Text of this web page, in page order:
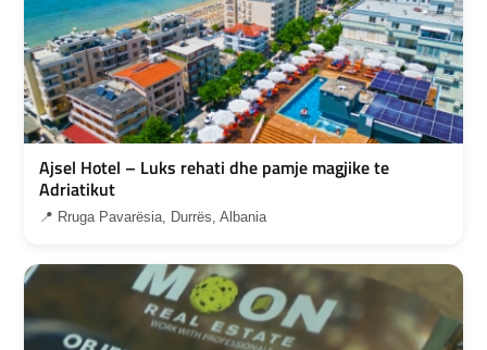
Ajsel Hotel – Luks rehati dhe pamje magjike te
Adriatikut
📍 Rruga Pavarësia, Durrës, Albania